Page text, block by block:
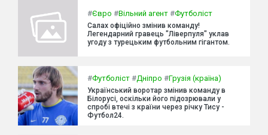
#Євро #Вільний агент #Футболіст
Салах офіційно змінив команду!
Легендарний гравець "Ліверпуля" уклав
угоду з турецьким футбольним гігантом.
#Футболіст #Дніпро #Грузія (країна)
Український воротар змінив команду в
Білорусі, оскільки його підозрювали у
спробі втечі з країни через річку Тису -
Футбол24.